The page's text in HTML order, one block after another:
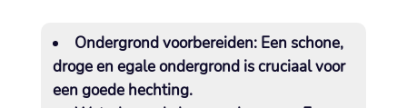
Ondergrond voorbereiden:Een schone,
droge en egale ondergrond is cruciaal voor
een goede hechting.​